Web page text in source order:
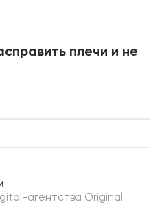
плечи и не
агентства Original